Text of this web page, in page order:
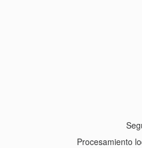
Procesamiento